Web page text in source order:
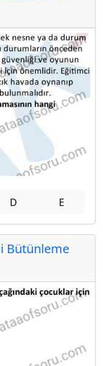
D E
Bütünleme